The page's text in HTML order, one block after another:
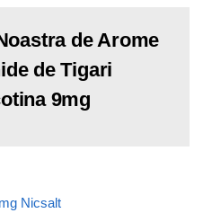
de Arome
de Tigari
9mg
Nicsalt